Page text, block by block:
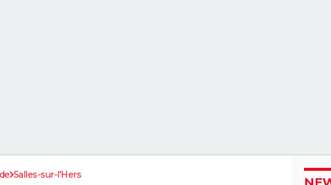
Salles-sur-l'Hers